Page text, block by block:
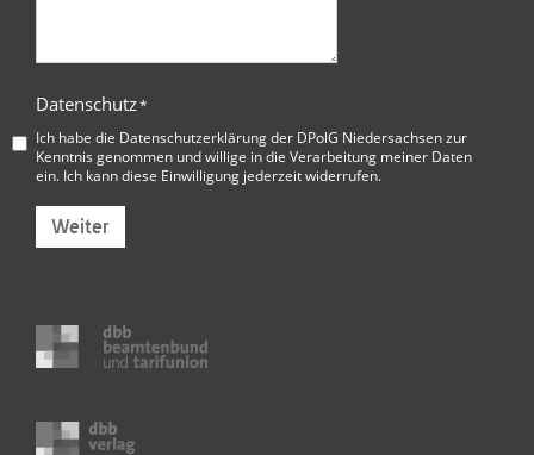
Datenschutz*
Ich habe die Datenschutzerklärung der DPolG Niedersachsenzur
Kenntnis genommen und willige in die Verarbeitung meiner Daten
ein. Ich kann diese Einwilligung jederzeit widerrufen.
Weiter